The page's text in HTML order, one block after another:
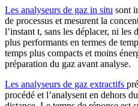
Les analyseurs de gaz in situ sont
de processus et mesurent la
l’instant t, sans les déplacer, ni les
plus performants en termes de
temps plus compacts et moins
préparation du gaz avant analyse.
Les analyseurs de gaz extractifs
procédé et l’analysent en dehors